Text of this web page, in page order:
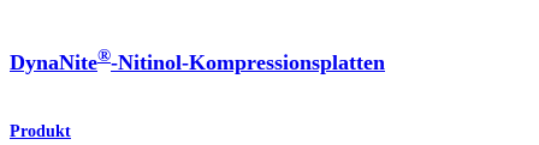
DynaNite®-Nitinol-Kompressionsplatten
Produkt